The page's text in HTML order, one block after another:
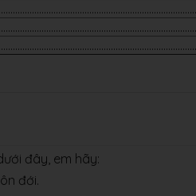
đây, em hãy:
đới.